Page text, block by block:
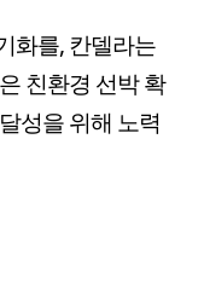
화를, 칸델라는
친환경 선박 확
성을 위해 노력